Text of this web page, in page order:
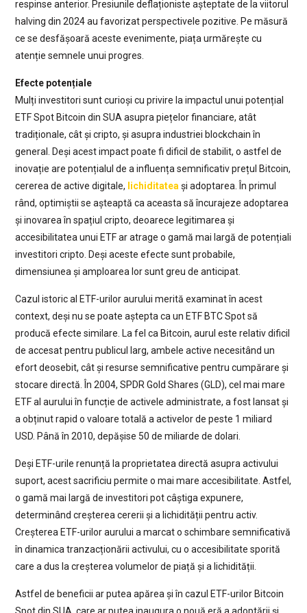
respinse anterior. Presiunile deflaționiste așteptate de la viitorul
halving din 2024 au favorizat perspectivele pozitive. Pe măsură
ce se desfășoară aceste evenimente, piața urmărește cu
atenție semnele unui progres.
Efecte potențiale
Mulți investitori sunt curioși cu privire la impactul unui potențial
ETF Spot Bitcoin din SUA asupra piețelor financiare, atât
tradiționale, cât și cripto, și asupra industriei blockchain în
general. Deși acest impact poate fi dificil de stabilit, o astfel de
inovație are potențialul de a influența semnificativ prețul Bitcoin,
cererea de active digitale, lichiditatea și adoptarea. În primul
rând, optimiștii se așteaptă ca aceasta să încurajeze adoptarea
și inovarea în spațiul cripto, deoarece legitimarea și
accesibilitatea unui ETF ar atrage o gamă mai largă de potențiali
investitori cripto. Deși aceste efecte sunt probabile,
dimensiunea și amploarea lor sunt greu de anticipat.
Cazul istoric al ETF-urilor aurului merită examinat în acest
context, deși nu se poate aștepta ca un ETF BTC Spot să
producă efecte similare. La fel ca Bitcoin, aurul este relativ dificil
de accesat pentru publicul larg, ambele active necesitând un
efort deosebit, cât și resurse semnificative pentru cumpărare și
stocare directă. În 2004, SPDR Gold Shares (GLD), cel mai mare
ETF al aurului în funcție de activele administrate, a fost lansat și
a obținut rapid o valoare totală a activelor de peste 1 miliard
USD. Până în 2010, depășise 50 de miliarde de dolari.
Deși ETF-urile renunță la proprietatea directă asupra activului
suport, acest sacrificiu permite o mai mare accesibilitate. Astfel,
o gamă mai largă de investitori pot câștiga expunere,
determinând creșterea cererii și a lichidității pentru activ.
Creșterea ETF-urilor aurului a marcat o schimbare semnificativă
în dinamica tranzacționării activului, cu o accesibilitate sporită
care a dus la creșterea volumelor de piață și a lichidității.
Astfel de beneficii ar putea apărea și în cazul ETF-urilor Bitcoin